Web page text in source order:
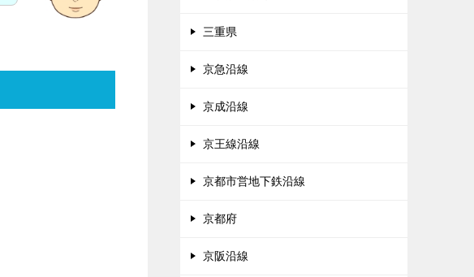
三重県
京急沿線
京成沿線
京王線沿線
京都市営地下鉄沿線
京都府
京阪沿線